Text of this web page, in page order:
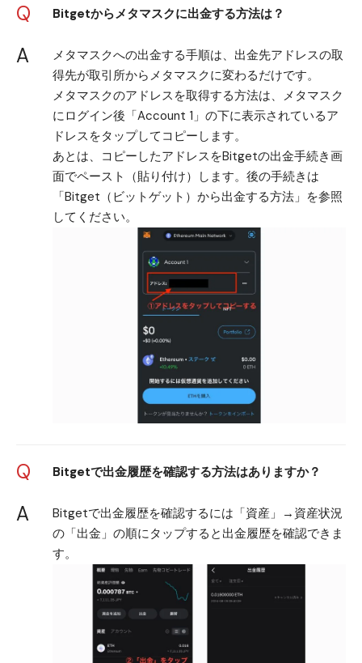
Q Bitgetからメタマスクに出金する方法は？
A
メタマスクへの出金する手順は、出金先アドレスの取
得先が取引所からメタマスクに変わるだけです。
メタマスクのアドレスを取得する方法は、メタマスク
にログイン後「Account 1」の下に表示されているア
ドレスをタップしてコピーします。
あとは、コピーしたアドレスをBitgetの出金手続き画
面でペースト（貼り付け）します。後の手続きは
「Bitget（ビットゲット）から出金する方法」を参照
してください。
Q Bitgetで出金履歴を確認する方法はありますか？
A
Bitgetで出金履歴を確認するには「資産」→資産状況
の「出金」の順にタップすると出金履歴を確認できま
す。